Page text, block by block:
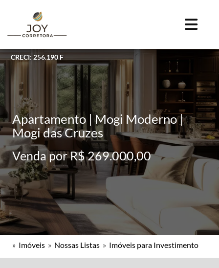
CRECI: 256.190 F
Apartamento | Mogi Moderno |
Mogi das Cruzes
Venda por R$ 269.000,00
» Imóveis » Nossas Listas » Imóveis para Investimento